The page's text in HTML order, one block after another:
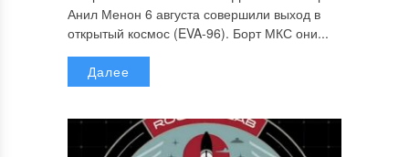
Анил Менон 6 августа совершили выход в
открытый космос (EVA-96). Борт МКС они...
Далее